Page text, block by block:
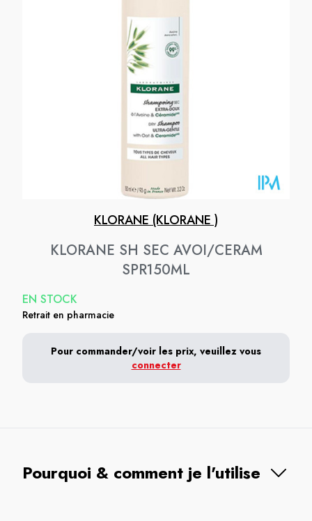
KLORANE (KLORANE )
KLORANE SH SEC AVOI/CERAM
SPR150ML
EN STOCK
Retrait en pharmacie
Pour commander/voir les prix, veuillez vous
connecter
Pourquoi & comment je l'utilise